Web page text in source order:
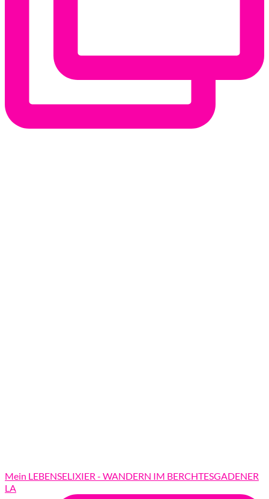
Mein LEBENSELIXIER - WANDERN IM BERCHTESGADENER
LA